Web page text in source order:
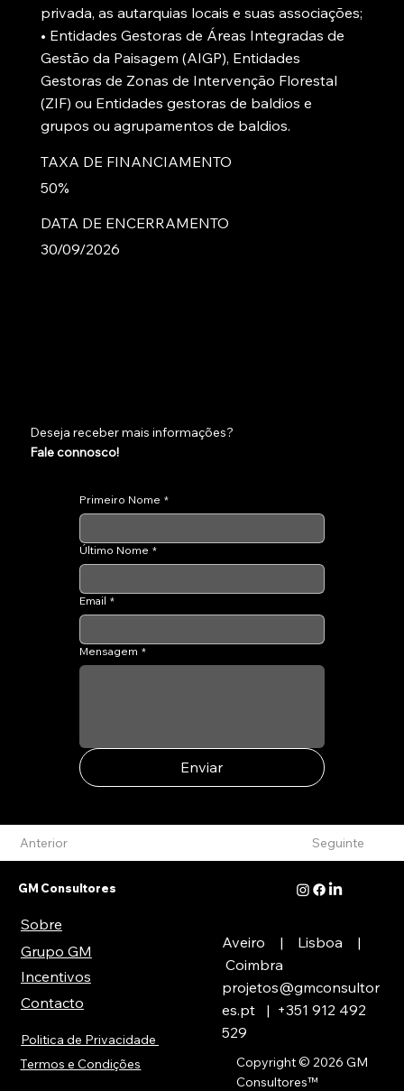
privada, as autarquias locais e suas associações;
• Entidades Gestoras de Áreas Integradas de
Gestão da Paisagem (AIGP), Entidades
Gestoras de Zonas de Intervenção Florestal
(ZIF) ou Entidades gestoras de baldios e
grupos ou agrupamentos de baldios.
TAXA DE FINANCIAMENTO
50%
DATA DE ENCERRAMENTO
30/09/2026
Deseja receber mais informações?
Fale connosco!
Primeiro Nome *
Último Nome *
Email *
Mensagem *
Enviar
Seguinte
Anterior
GM Consultores
Sobre
Grupo GM
Incentivos
Contacto
Aveiro | Lisboa |
Coimbra
projetos@gmconsultor
es.pt | +351912 492
529
Politica de Privacidade
Termos e Condições
Copyright © 2026 GM
Consultores™